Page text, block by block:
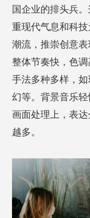
国企业的排头兵
重现代气息和科
潮流，推崇创意表
整体节奏快，色
手法多种多样，
幻等。背景音乐
画面处理上，表
越多。